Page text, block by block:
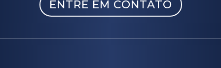
ENTRE EM CONTATO